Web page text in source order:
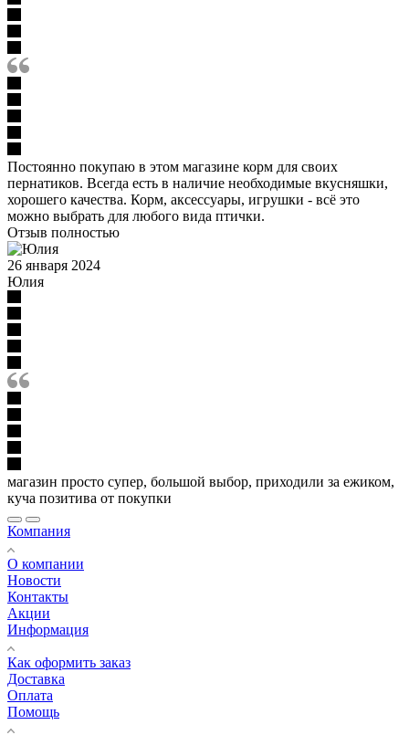
Постоянно покупаю в этом магазине корм для своих
пернатиков. Всегда есть в наличие необходимые вкусняшки,
хорошего качества. Корм, аксессуары, игрушки - всё это
можно выбрать для любого вида птички.
Отзыв полностью
26 января 2024
Юлия
магазин просто супер, большой выбор, приходили за ежиком,
куча позитива от покупки
Компания
О компании
Новости
Контакты
Акции
Информация
Как оформить заказ
Доставка
Оплата
Помощь